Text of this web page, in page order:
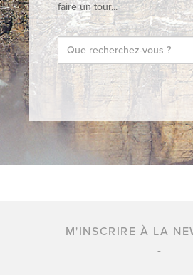
faire un tour...
M'INSCRIRE À LA